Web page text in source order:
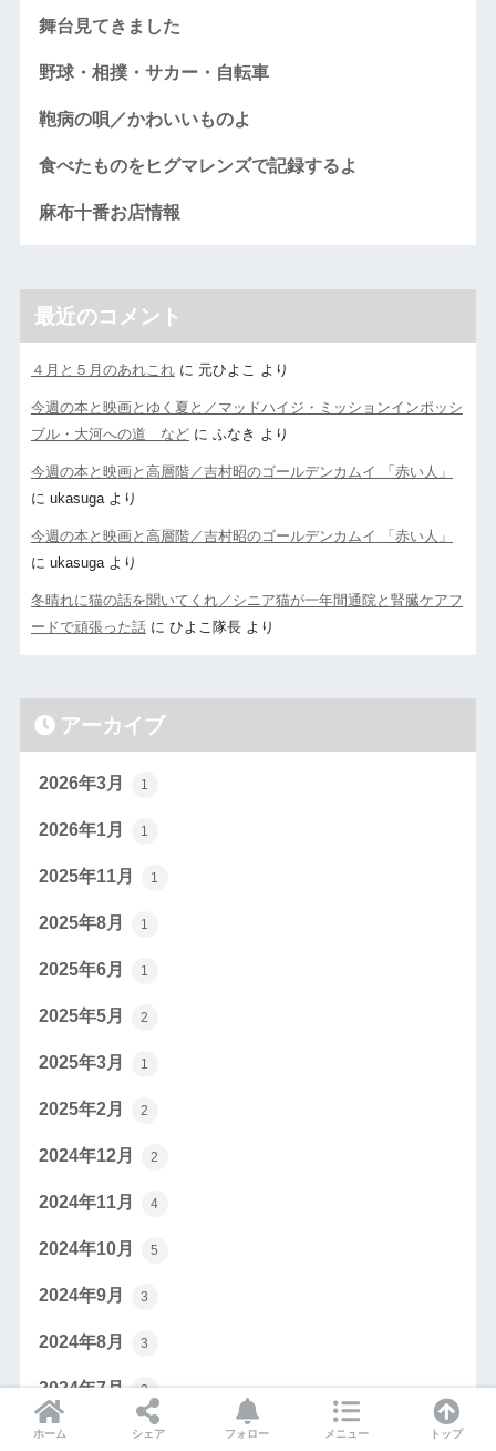
舞台見てきました
野球・相撲・サカー・自転車
鞄病の唄／かわいいものよ
食べたものをヒグマレンズで記録するよ
麻布十番お店情報
最近のコメント
４月と５月のあれこれに 元ひよこ より
今週の本と映画とゆく夏と／マッドハイジ・ミッションインポッシ
ブル・大河への道 などに ふなき より
今週の本と映画と高層階／吉村昭のゴールデンカムイ 「赤い人」
に ukasugaより
今週の本と映画と高層階／吉村昭のゴールデンカムイ 「赤い人」
に ukasugaより
冬晴れに猫の話を聞いてくれ／シニア猫が一年間通院と腎臓ケアフ
ードで頑張った話に ひよこ隊長より
アーカイブ
2026年3月 1
2026年1月 1
2025年11月 1
2025年8月 1
2025年6月 1
2025年5月 2
2025年3月 1
2025年2月 2
2024年12月 2
2024年11月 4
2024年10月 5
2024年9月 3
2024年8月 3
2024年7月 3
2024年6月 4
ホーム シェア フォロー メニュー トップ